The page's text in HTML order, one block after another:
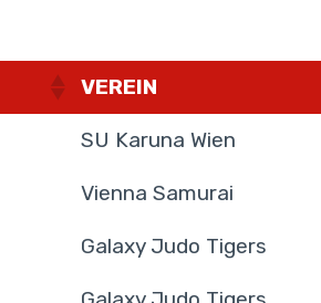
VEREIN
SU Karuna Wien
Vienna Samurai
Galaxy Judo Tigers